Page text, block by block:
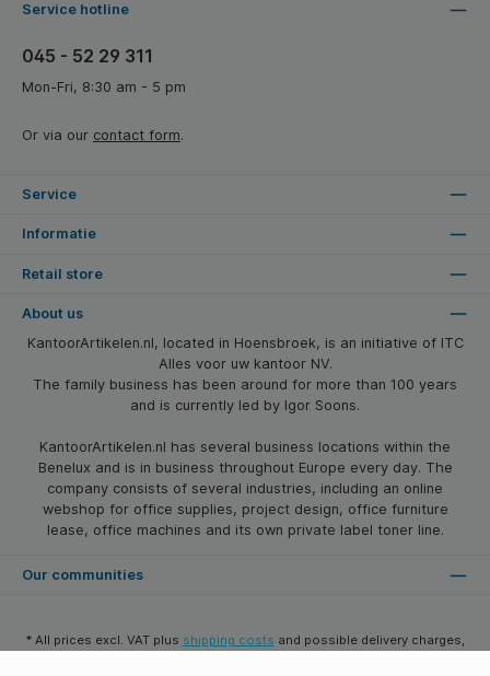
Service hotline
045 - 52 29 311
Mon-Fri, 8:30 am - 5 pm
Or via our contact form.
Service
Informatie
Retail store
About us
KantoorArtikelen.nl, located in Hoensbroek, is an initiative of ITC
Alles voor uw kantoor NV.
The family business has been around for more than 100 years
and is currently led by Igor Soons.
KantoorArtikelen.nl has several business locations within the
Benelux and is in business throughout Europe every day. The
company consists of several industries, including an online
webshop for office supplies, project design, office furniture
lease, office machines and its own private label toner line.
Our communities
* All prices excl. VAT plus shipping costs and possible delivery charges,